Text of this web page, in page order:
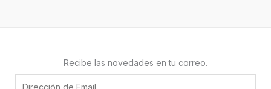
Recibe las novedades en tu correo.